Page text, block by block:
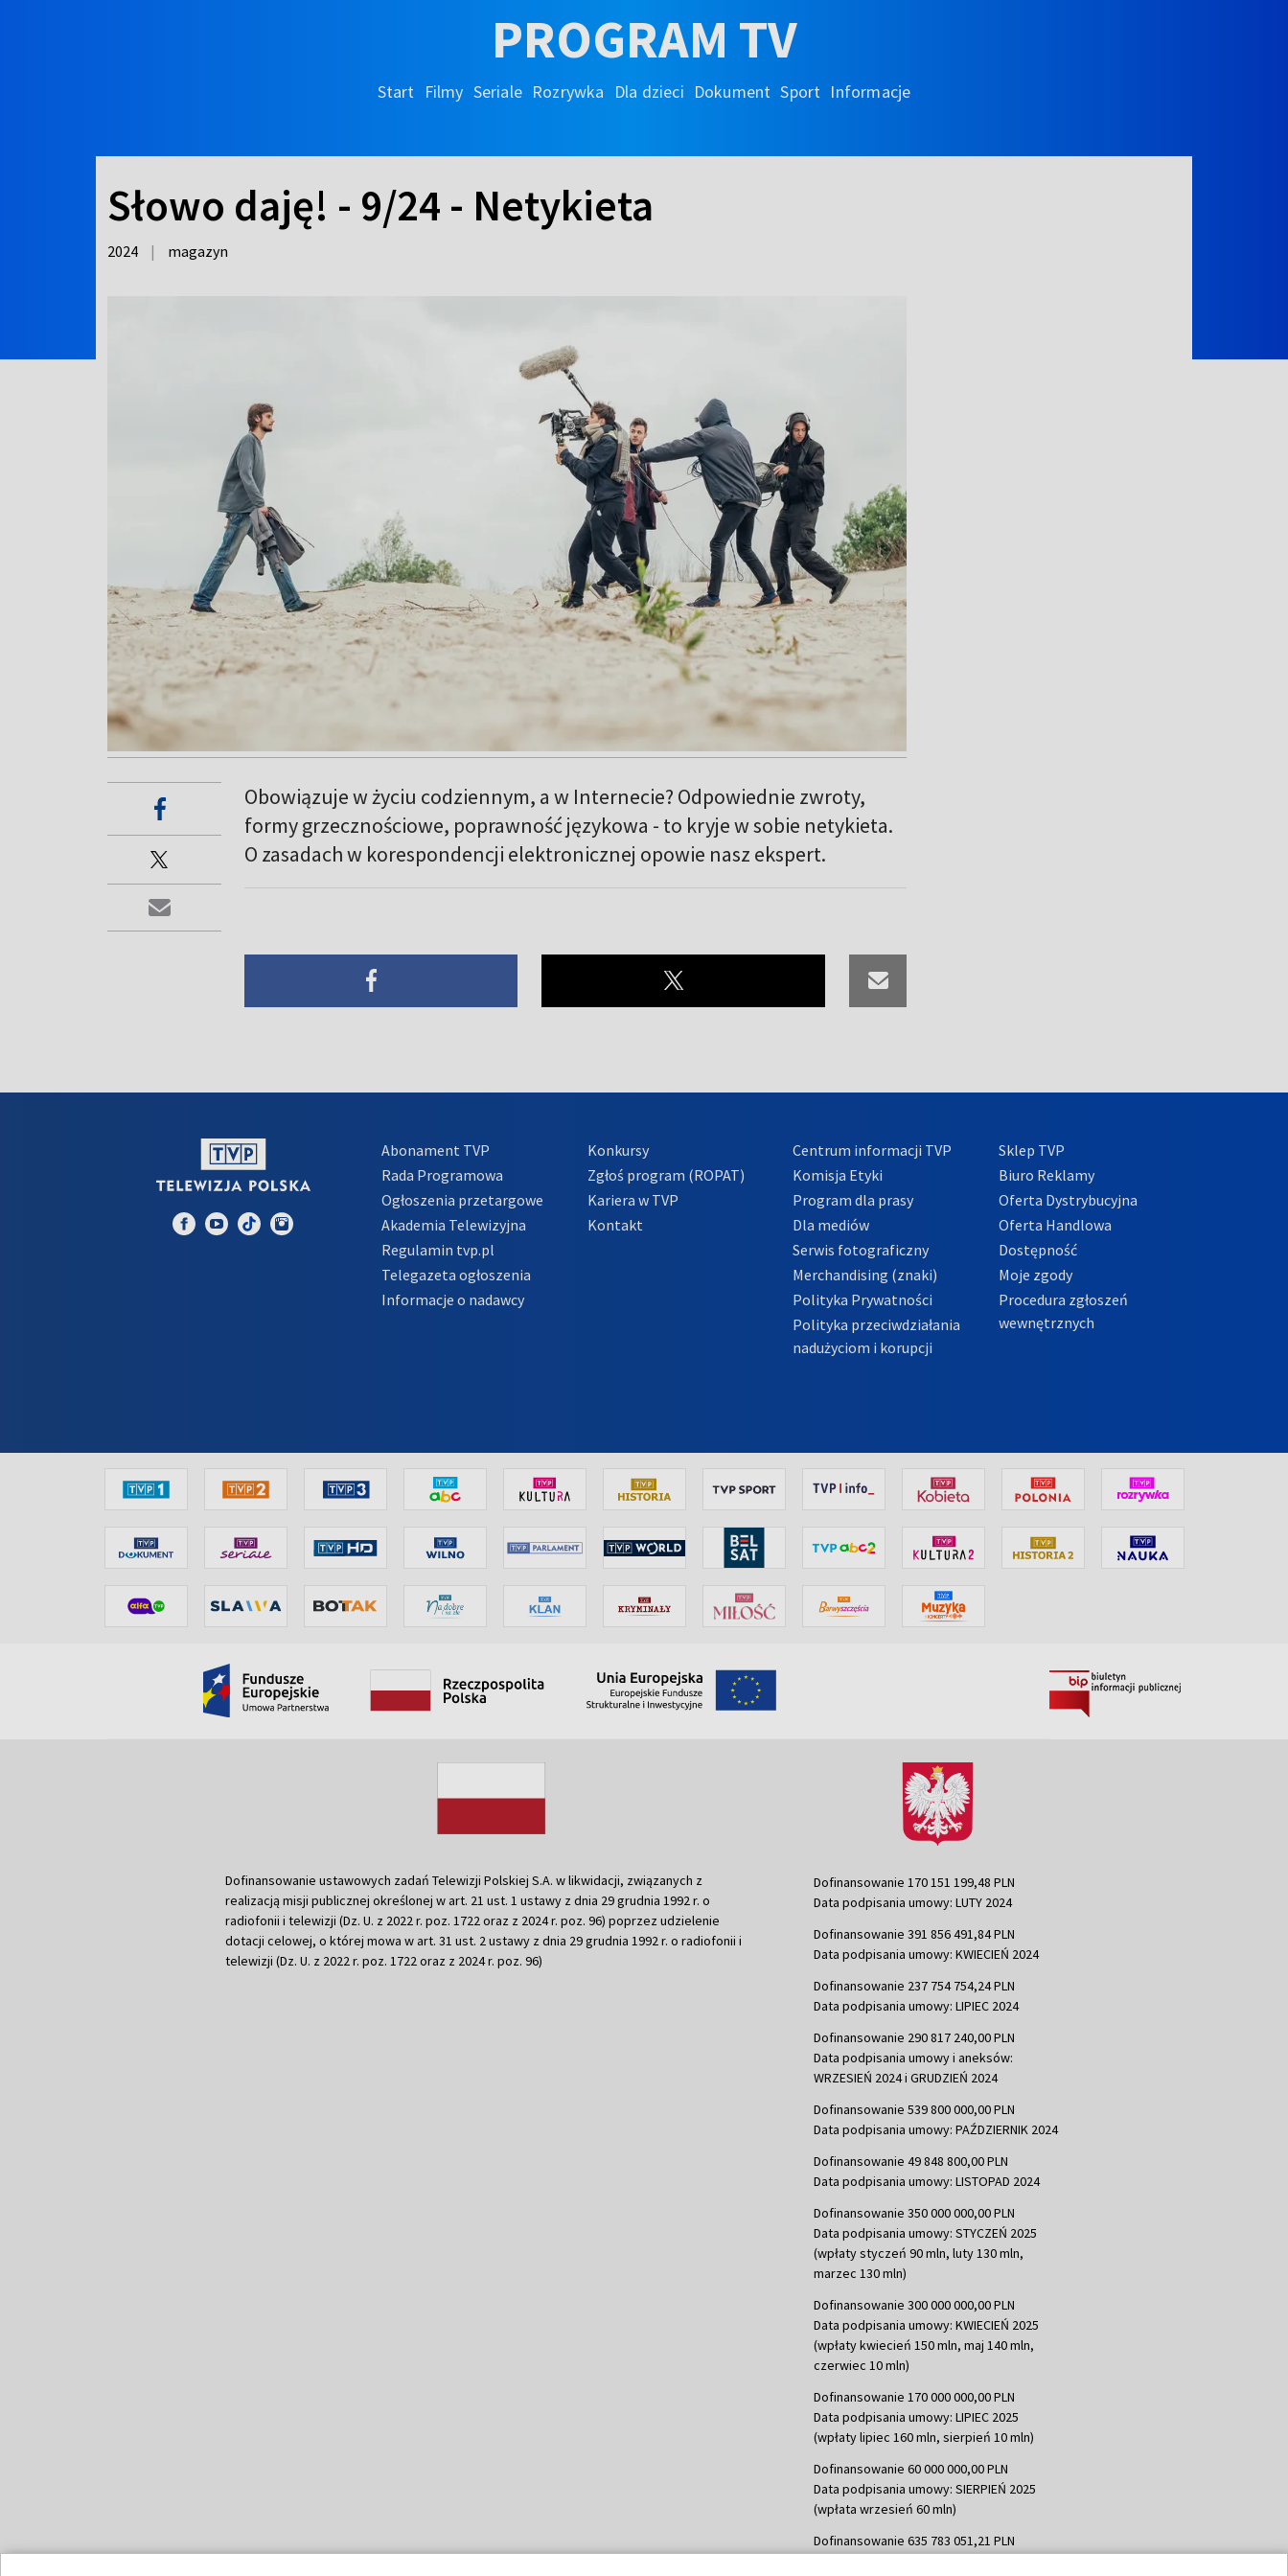
PROGRAM TV
Start Filmy Seriale Rozrywka Dla dzieci Dokument Sport Informacje
Słowo daję! - 9/24 - Netykieta
2024 | magazyn
Obowiązuje w życiu codziennym, a w Internecie? Odpowiednie zwroty,
formy grzecznościowe, poprawność językowa - to kryje w sobie netykieta.
O zasadach w korespondencji elektronicznej opowie nasz ekspert.
Abonament TVP
Rada Programowa
Ogłoszenia przetargowe
Akademia Telewizyjna
Regulamin tvp.pl
Telegazeta ogłoszenia
Informacje o nadawcy
Konkursy
Zgłoś program (ROPAT)
Kariera w TVP
Kontakt
Centrum informacji TVP
Komisja Etyki
Program dla prasy
Dla mediów
Serwis fotograficzny
Merchandising (znaki)
Polityka Prywatności
Polityka przeciwdziałania
nadużyciom i korupcji
Sklep TVP
Biuro Reklamy
Oferta Dystrybucyjna
Oferta Handlowa
Dostępność
Moje zgody
Procedura zgłoszeń
wewnętrznych
Dofinansowanie ustawowych zadań Telewizji Polskiej S.A. w likwidacji, związanych z
realizacją misji publicznej określonej w art. 21 ust. 1 ustawy z dnia 29 grudnia 1992 r. o
radiofonii i telewizji (Dz. U. z 2022 r. poz. 1722 oraz z 2024 r. poz. 96) poprzez udzielenie
dotacji celowej, o której mowa w art. 31 ust. 2 ustawy z dnia 29 grudnia 1992 r. o radiofonii i
telewizji (Dz. U. z 2022 r. poz. 1722 oraz z 2024 r. poz. 96)
Dofinansowanie 170 151 199,48 PLN
Data podpisania umowy: LUTY 2024
Dofinansowanie 391 856 491,84 PLN
Data podpisania umowy: KWIECIEŃ 2024
Dofinansowanie 237 754 754,24 PLN
Data podpisania umowy: LIPIEC 2024
Dofinansowanie 290 817 240,00 PLN
Data podpisania umowy i aneksów:
WRZESIEŃ 2024 i GRUDZIEŃ 2024
Dofinansowanie 539 800 000,00 PLN
Data podpisania umowy: PAŹDZIERNIK 2024
Dofinansowanie 49 848 800,00 PLN
Data podpisania umowy: LISTOPAD 2024
Dofinansowanie 350 000 000,00 PLN
Data podpisania umowy: STYCZEŃ 2025
(wpłaty styczeń 90 mln, luty 130 mln,
marzec 130 mln)
Dofinansowanie 300 000 000,00 PLN
Data podpisania umowy: KWIECIEŃ 2025
(wpłaty kwiecień 150 mln, maj 140 mln,
czerwiec 10 mln)
Dofinansowanie 170 000 000,00 PLN
Data podpisania umowy: LIPIEC 2025
(wpłaty lipiec 160 mln, sierpień 10 mln)
Dofinansowanie 60 000 000,00 PLN
Data podpisania umowy: SIERPIEŃ 2025
(wpłata wrzesień 60 mln)
Dofinansowanie 635 783 051,21 PLN